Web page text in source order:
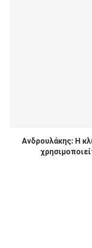
Ανδρουλάκης: Η